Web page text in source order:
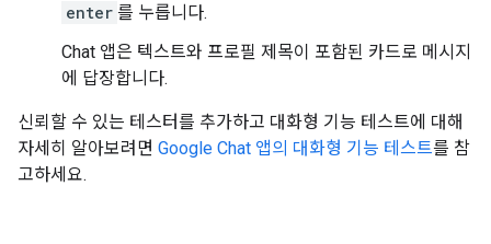
enter 를 누릅니다.
Chat 앱은 텍스트와 프로필 제목이 포함된 카드로 메시지
에 답장합니다.
신뢰할 수 있는 테스터를 추가하고 대화형 기능 테스트에 대해
자세히 알아보려면 Google Chat 앱의 대화형 기능 테스트를 참
고하세요.